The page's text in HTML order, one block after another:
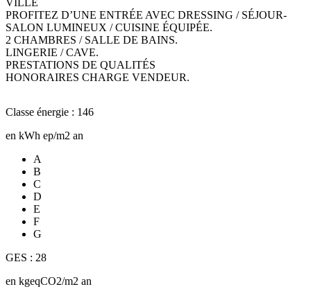
VILLE
PROFITEZ D’UNE ENTRÉE AVEC DRESSING / SÉJOUR-
SALON LUMINEUX / CUISINE ÉQUIPÉE.
2 CHAMBRES / SALLE DE BAINS.
LINGERIE / CAVE.
PRESTATIONS DE QUALITÉS
HONORAIRES CHARGE VENDEUR.
Classe énergie : 146
en kWh ep/m2 an
A
B
C
D
E
F
G
GES : 28
en kgeqCO2/m2 an